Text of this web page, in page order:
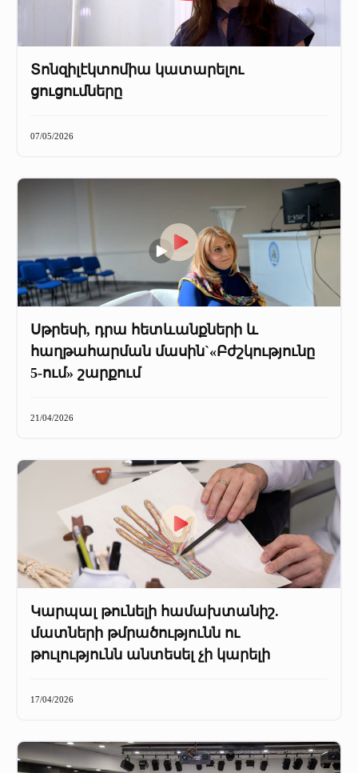
Տոնզիլէկտոմիա կատարելու
ցուցումները
07/05/2026
Սթրեսի, դրա հետևանքների և
հաղթահարման մասին`«Բժշկությունը
5-ում» շարքում
21/04/2026
Կարպալ թունելի համախտանիշ.
մատների թմրածությունն ու
թուլությունն անտեսել չի կարելի
17/04/2026